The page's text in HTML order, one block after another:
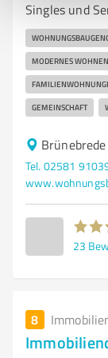
Singles und
MODERNES WOHNEN
GEMEINSCHAFT
Tel. 02581
23
8